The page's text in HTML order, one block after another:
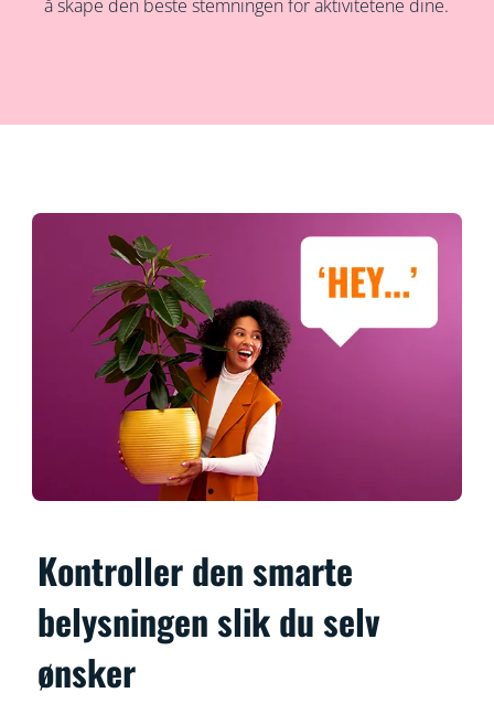
å skape den beste stemningen for aktivitetene dine.
Kontroller den smarte
belysningen slik du selv
ønsker